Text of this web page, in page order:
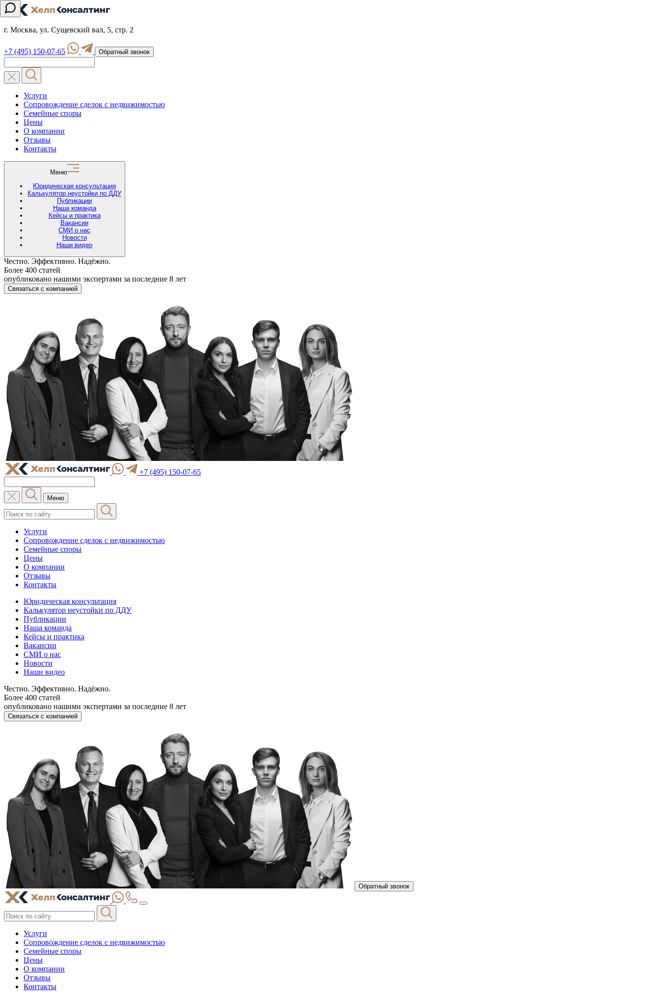
г. Москва, ул. Сущевский вал, 5, стр. 2
+7 (495) 150-07-65 Обратный звонок
Услуги
Сопровождение сделок с недвижимостью
Семейные споры
Цены
О компании
Отзывы
Контакты
Меню
Юридическая консультация
Калькулятор неустойки по ДДУ
Публикации
Наша команда
Кейсы и практика
Вакансии
СМИ о нас
Новости
Наши видео
Честно. Эффективно. Надёжно.
Более 400 статей
опубликовано нашими экспертами за последние 8 лет
Связаться с компанией
+7 (495) 150-07-65
Меню
Услуги
Сопровождение сделок с недвижимостью
Семейные споры
Цены
О компании
Отзывы
Контакты
Юридическая консультация
Калькулятор неустойки по ДДУ
Публикации
Наша команда
Кейсы и практика
Вакансии
СМИ о нас
Новости
Наши видео
Честно. Эффективно. Надёжно.
Более 400 статей
опубликовано нашими экспертами за последние 8 лет
Связаться с компанией
Обратный звонок
Услуги
Сопровождение сделок с недвижимостью
Семейные споры
Цены
О компании
Отзывы
Контакты